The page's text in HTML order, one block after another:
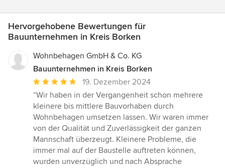
Hervorgehobene Bewertungen für
Bauunternehmen in Kreis Borken
Wohnbehagen GmbH & Co. KG
Bauunternehmen in Kreis Borken
Durchschnittliche
Bewertung:
5
von
5
Sternen
19. Dezember 2024
“Wir haben in der Vergangenheit schon mehrere
kleinere bis mittlere Bauvorhaben durch
Wohnbehagen umsetzen lassen. Wir waren immer
von der Qualität und Zuverlässigkeit der ganzen
Mannschaft überzeugt. Kleinere Probleme, die
immer mal auf der Baustelle auftreten können,
wurden unverzüglich und nach Absprache